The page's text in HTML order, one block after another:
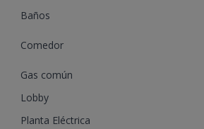
Baños
Comedor
Gas común
Lobby
Planta Eléctrica